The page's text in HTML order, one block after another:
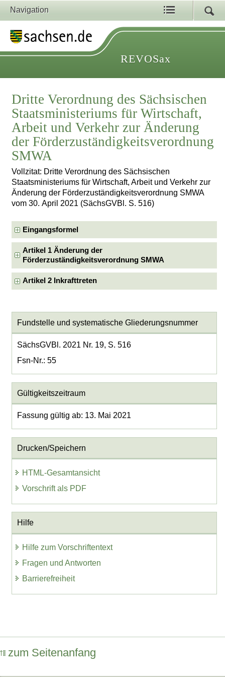
Navigation
REVOSax
Dritte Verordnung des Sächsischen
Staatsministeriums für Wirtschaft,
Arbeit und Verkehr zur Änderung
der Förderzuständigkeitsverordnung
SMWA
Vollzitat: Dritte Verordnung des Sächsischen
Staatsministeriums für Wirtschaft, Arbeit und Verkehr zur
Änderung der Förderzuständigkeitsverordnung SMWA
vom 30. April 2021 (SächsGVBl. S. 516)
Eingangsformel
Artikel 1 Änderung der
Förderzuständigkeitsverordnung SMWA
Artikel 2 Inkrafttreten
Fundstelle und systematische Gliederungsnummer
SächsGVBl. 2021 Nr. 19, S. 516
Fsn-Nr.: 55
Gültigkeitszeitraum
Fassung gültig ab: 13. Mai 2021
Drucken/Speichern
HTML-Gesamtansicht
Vorschrift als PDF
Hilfe
Hilfe zum Vorschriftentext
Fragen und Antworten
Barrierefreiheit
zum Seitenanfang